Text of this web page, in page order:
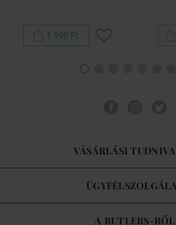
1 990 Ft
VÁSÁRLÁSI
A BUTLERS-RŐL